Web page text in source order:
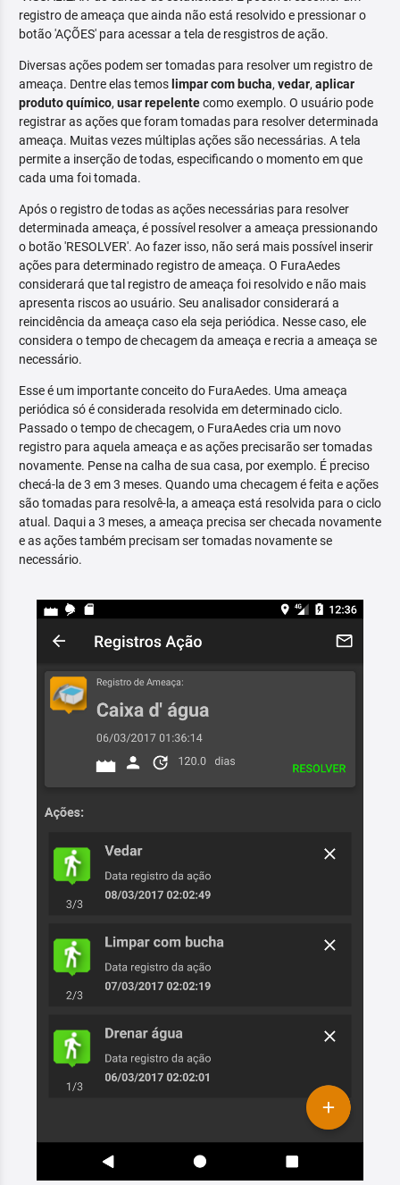
registro de ameaça que ainda não está resolvido e pressionar o
botão 'AÇÕES' para acessar a tela de resgistros de ação.
Diversas ações podem ser tomadas para resolver um registro de
ameaça. Dentre elas temos limpar com bucha, vedar, aplicar
produto químico, usar repelentecomo exemplo. O usuário pode
registrar as ações que foram tomadas para resolver determinada
ameaça. Muitas vezes múltiplas ações são necessárias. A tela
permite a inserção de todas, especificando o momento em que
cada uma foi tomada.
Após o registro de todas as ações necessárias para resolver
determinada ameaça, é possível resolver a ameaça pressionando
o botão 'RESOLVER'. Ao fazer isso, não será mais possível inserir
ações para determinado registro de ameaça. O FuraAedes
considerará que tal registro de ameaça foi resolvido e não mais
apresenta riscos ao usuário. Seu analisador considerará a
reincidência da ameaça caso ela seja periódica. Nesse caso, ele
considera o tempo de checagem da ameaça e recria a ameaça se
necessário.
Esse é um importante conceito do FuraAedes. Uma ameaça
periódica só é considerada resolvida em determinado ciclo.
Passado o tempo de checagem, o FuraAedes cria um novo
registro para aquela ameaça e as ações precisarão ser tomadas
novamente. Pense na calha de sua casa, por exemplo. É preciso
checá-la de 3 em 3 meses. Quando uma checagem é feita e ações
são tomadas para resolvê-la, a ameaça está resolvida para o ciclo
atual. Daqui a 3 meses, a ameaça precisa ser checada novamente
e as ações também precisam ser tomadas novamente se
necessário.